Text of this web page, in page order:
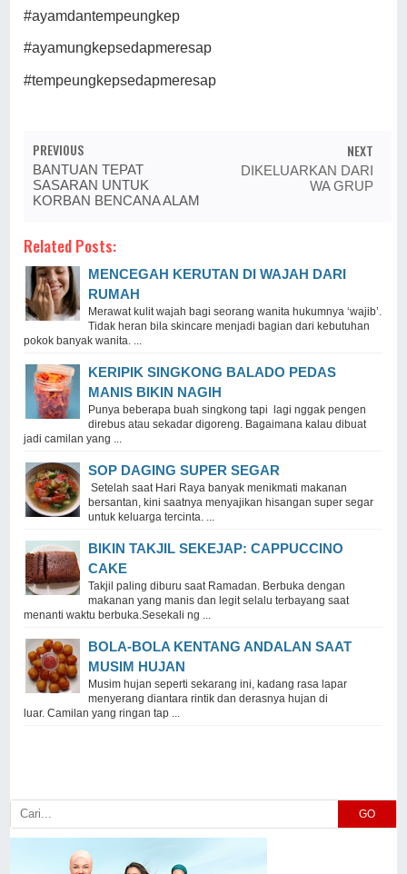
#ayamdantempeungkep
#ayamungkepsedapmeresap
#tempeungkepsedapmeresap
PREVIOUS
BANTUAN TEPAT
SASARAN UNTUK
KORBAN BENCANA ALAM
NEXT
DIKELUARKAN DARI
WA GRUP
Related Posts:
MENCEGAH KERUTAN DI WAJAH DARI
RUMAH
Merawat kulit wajah bagi seorang wanita hukumnya ‘wajib’.
Tidak heran bila skincare menjadi bagian dari kebutuhan
pokok banyak wanita. ...
KERIPIK SINGKONG BALADO PEDAS
MANIS BIKIN NAGIH
Punya beberapa buah singkong tapi lagi nggak pengen
direbus atau sekadar digoreng. Bagaimana kalau dibuat
jadi camilan yang ...
SOP DAGING SUPER SEGAR
Setelah saat Hari Raya banyak menikmati makanan
bersantan, kini saatnya menyajikan hisangan super segar
untuk keluarga tercinta. ...
BIKIN TAKJIL SEKEJAP: CAPPUCCINO
CAKE
Takjil paling diburu saat Ramadan. Berbuka dengan
makanan yang manis dan legit selalu terbayang saat
menanti waktu berbuka.Sesekali ng ...
BOLA-BOLA KENTANG ANDALAN SAAT
MUSIM HUJAN
Musim hujan seperti sekarang ini, kadang rasa lapar
menyerang diantara rintik dan derasnya hujan di
luar. Camilan yang ringan tap ...
GO